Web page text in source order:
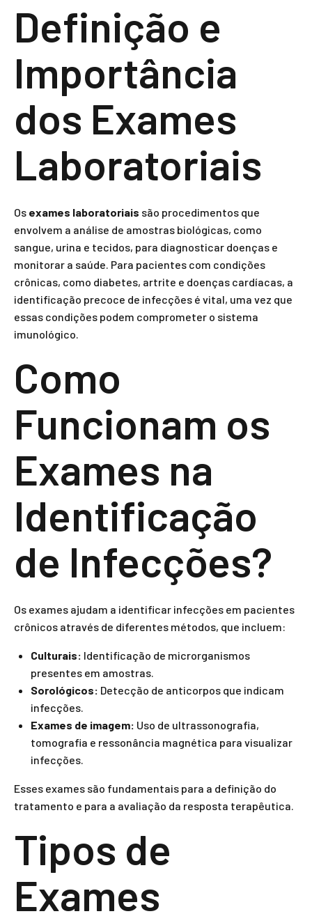
Definição e
Importância
dos Exames
Laboratoriais
Os exames laboratoriais são procedimentos que
envolvem a análise de amostras biológicas, como
sangue, urina e tecidos, para diagnosticar doenças e
monitorar a saúde. Para pacientes com condições
crônicas, como diabetes, artrite e doenças cardíacas, a
identificação precoce de infecções é vital, uma vez que
essas condições podem comprometer o sistema
imunológico.
Como
Funcionam os
Exames na
Identificação
de Infecções?
Os exames ajudam a identificar infecções em pacientes
crônicos através de diferentes métodos, que incluem:
Culturais: Identificação de microrganismos
presentes em amostras.
Sorológicos: Detecção de anticorpos que indicam
infecções.
Exames de imagem: Uso de ultrassonografia,
tomografia e ressonância magnética para visualizar
infecções.
Esses exames são fundamentais para a definição do
tratamento e para a avaliação da resposta terapêutica.
Tipos de
Exames